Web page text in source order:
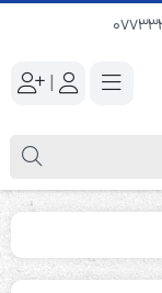
|